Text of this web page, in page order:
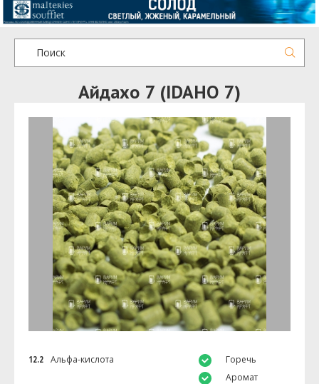
Айдахо 7 (IDAHO 7)
12.2 Альфа-кислота
Горечь
Аромат